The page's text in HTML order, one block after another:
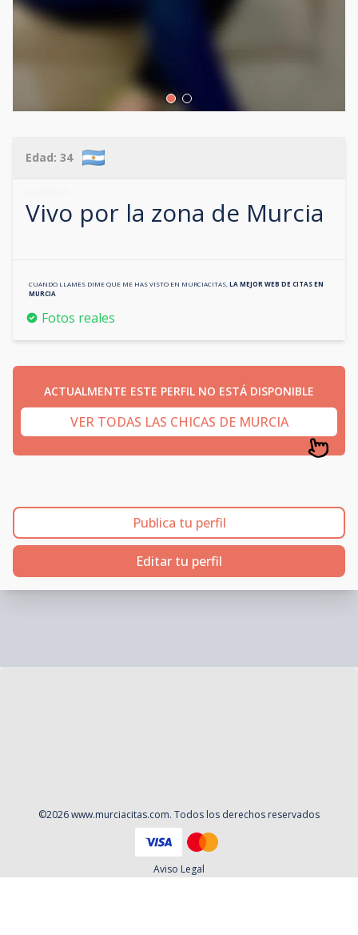
Edad: 34
Vivo por la zona de Murcia
CUANDO LLAMES DIME QUE ME HAS VISTO EN MURCIACITAS LA MEJOR WEB DE CITAS EN
MURCIA
Fotos reales
ACTUALMENTE ESTE PERFIL NO ESTÁ DISPONIBLE
VER TODAS LAS CHICAS DE MURCIA
Publica tu perfil
Editar tu perfil
©2026www.murciacitas.com. Todos los derechos reservados
Aviso Legal
Política de privacidad